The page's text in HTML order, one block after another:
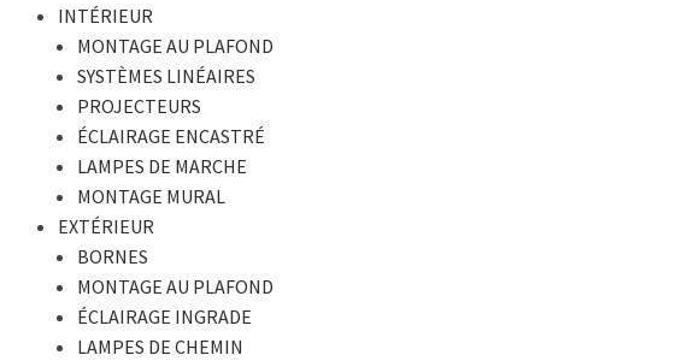
INTÉRIEUR
MONTAGE AU PLAFOND
SYSTÈMES LINÉAIRES
PROJECTEURS
ÉCLAIRAGE ENCASTRÉ
LAMPES DE MARCHE
MONTAGE MURAL
EXTÉRIEUR
BORNES
MONTAGE AU PLAFOND
ÉCLAIRAGE INGRADE
LAMPES DE CHEMIN